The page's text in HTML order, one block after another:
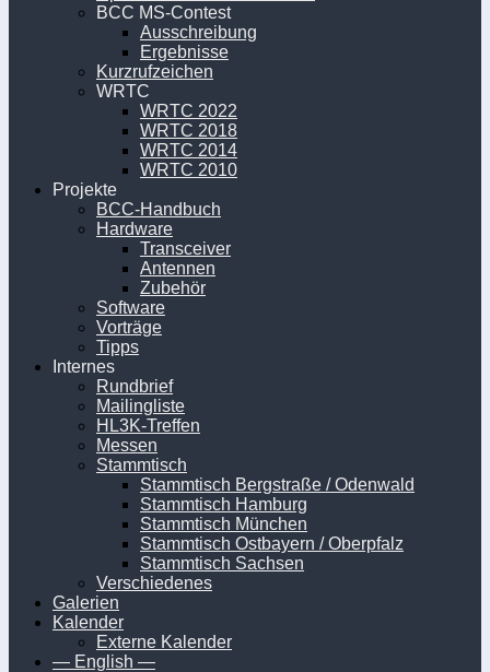
BCC MS-Contest
Ausschreibung
Ergebnisse
Kurzrufzeichen
WRTC
WRTC 2022
WRTC 2018
WRTC 2014
WRTC 2010
Projekte
BCC-Handbuch
Hardware
Transceiver
Antennen
Zubehör
Software
Vorträge
Tipps
Internes
Rundbrief
Mailingliste
HL3K-Treffen
Messen
Stammtisch
Stammtisch Bergstraße / Odenwald
Stammtisch Hamburg
Stammtisch München
Stammtisch Ostbayern / Oberpfalz
Stammtisch Sachsen
Verschiedenes
Galerien
Kalender
Externe Kalender
— English —